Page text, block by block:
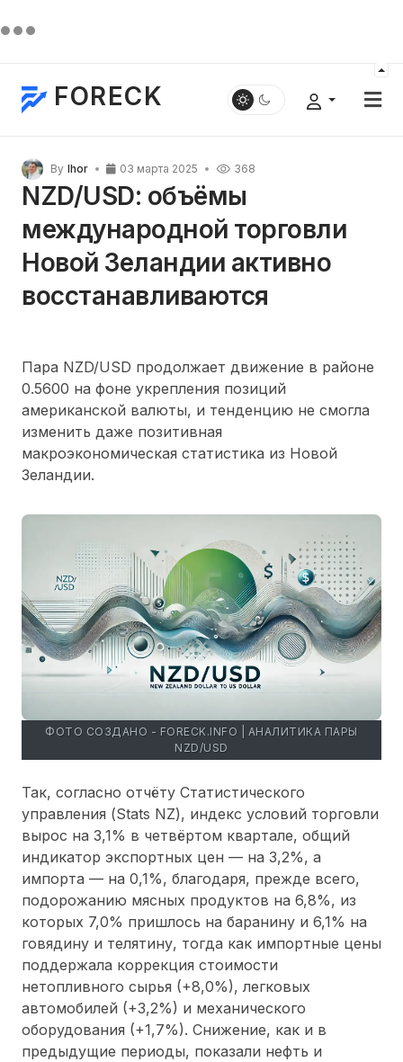
FORECK
By Ihor 03 марта 2025 368
NZD/USD: объёмы
международной торговли
Новой Зеландии активно
восстанавливаются
Пара NZD/USD продолжает движение в районе
0.5600 на фоне укрепления позиций
американской валюты, и тенденцию не смогла
изменить даже позитивная
макроэкономическая статистика из Новой
Зеландии.
ФОТО СОЗДАНО - FORECK.INFO | АНАЛИТИКА ПАРЫ
NZD/USD
Так, согласно отчёту Статистического
управления (Stats NZ), индекс условий торговли
вырос на 3,1% в четвёртом квартале, общий
индикатор экспортных цен — на 3,2%, а
импорта — на 0,1%, благодаря, прежде всего,
подорожанию мясных продуктов на 6,8%, из
которых 7,0% пришлось на баранину и 6,1% на
говядину и телятину, тогда как импортные цены
поддержала коррекция стоимости
нетопливного сырья (+8,0%), легковых
автомобилей (+3,2%) и механического
оборудования (+1,7%). Снижение, как и в
предыдущие периоды, показали нефть и